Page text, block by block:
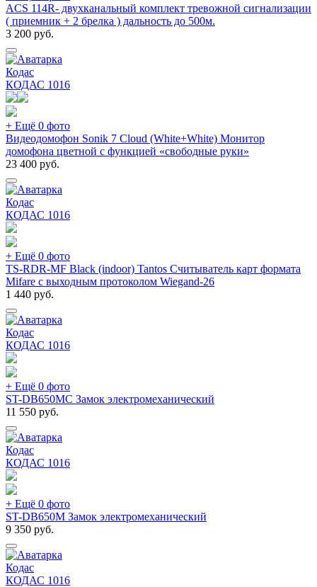
ACS 114R- двухканальный комплект тревожной сигнализации
( приемник + 2 брелка ) дальность до 500м.
3 200 руб.
Кодас
КОДАС 1016
+ Ещё 0 фото
Видеодомофон Sonik 7 Cloud (White+White) Монитор
домофона цветной с функцией «свободные руки»
23 400 руб.
Кодас
КОДАС 1016
+ Ещё 0 фото
TS-RDR-MF Black (indoor) Tantos Считыватель карт формата
Mifare с выходным протоколом Wiegand-26
1 440 руб.
Кодас
КОДАС 1016
+ Ещё 0 фото
ST-DB650MC Замок электромеханический
11 550 руб.
Кодас
КОДАС 1016
+ Ещё 0 фото
ST-DB650M Замок электромеханический
9 350 руб.
Кодас
КОДАС 1016